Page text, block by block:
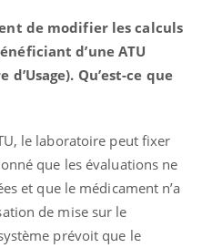
de modifier les calculs
d’une ATU
Qu’est-ce que
le laboratoire peut fixer
que les évaluations ne
et que le médicament n’a
de mise sur le
prévoit que le